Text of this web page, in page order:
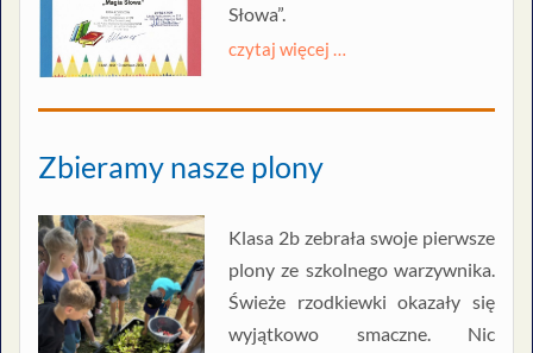
Słowa”.
czytaj więcej …
Zbieramy nasze plony
Klasa 2b zebrała swoje pierwsze
plony ze szkolnego warzywnika.
Świeże rzodkiewki okazały się
wyjątkowo smaczne. Nic